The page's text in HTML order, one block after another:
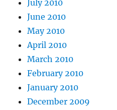
July 2010
June 2010
May 2010
April 2010
March 2010
February 2010
January 2010
December 2009